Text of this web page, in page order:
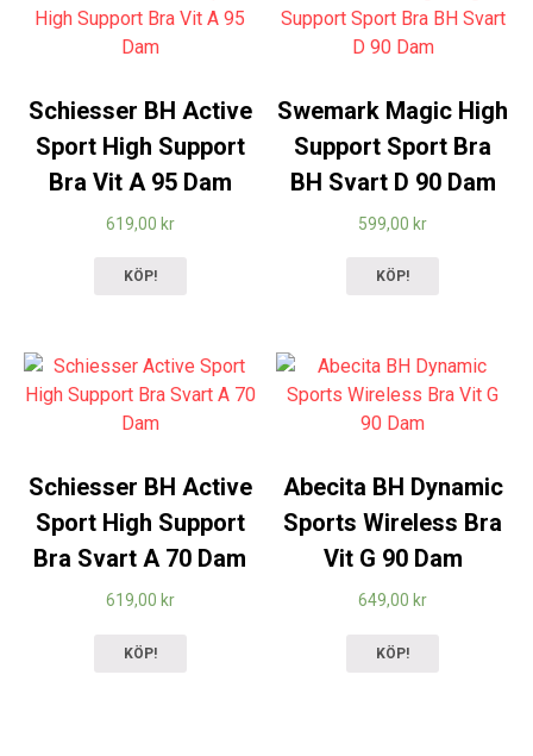
Schiesser BH Active
Sport High Support
Bra Vit A 95 Dam
619,00 kr
KÖP!
Swemark Magic High
Support Sport Bra
BH Svart D 90 Dam
599,00kr
KÖP!
Schiesser BH Active
Sport High Support
Bra Svart A 70 Dam
619,00 kr
KÖP!
Abecita BH Dynamic
Sports Wireless Bra
Vit G 90 Dam
649,00 kr
KÖP!